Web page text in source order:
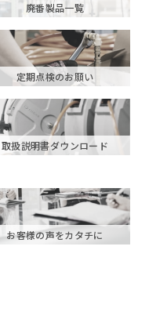
廃番製品一覧
定期点検のお願い
取扱説明書ダウンロード
お客様の声をカタチに